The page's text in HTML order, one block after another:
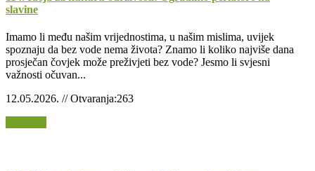
slavine
Imamo li među našim vrijednostima, u našim mislima, uvijek
spoznaju da bez vode nema života? Znamo li koliko najviše dana
prosječan čovjek može preživjeti bez vode? Jesmo li svjesni
važnosti očuvan...
12.05.2026. // Otvaranja:263